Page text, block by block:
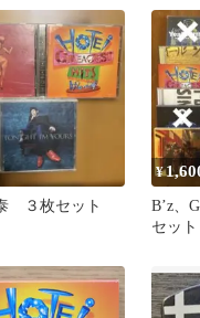
３枚セット
¥
B’z、
セット